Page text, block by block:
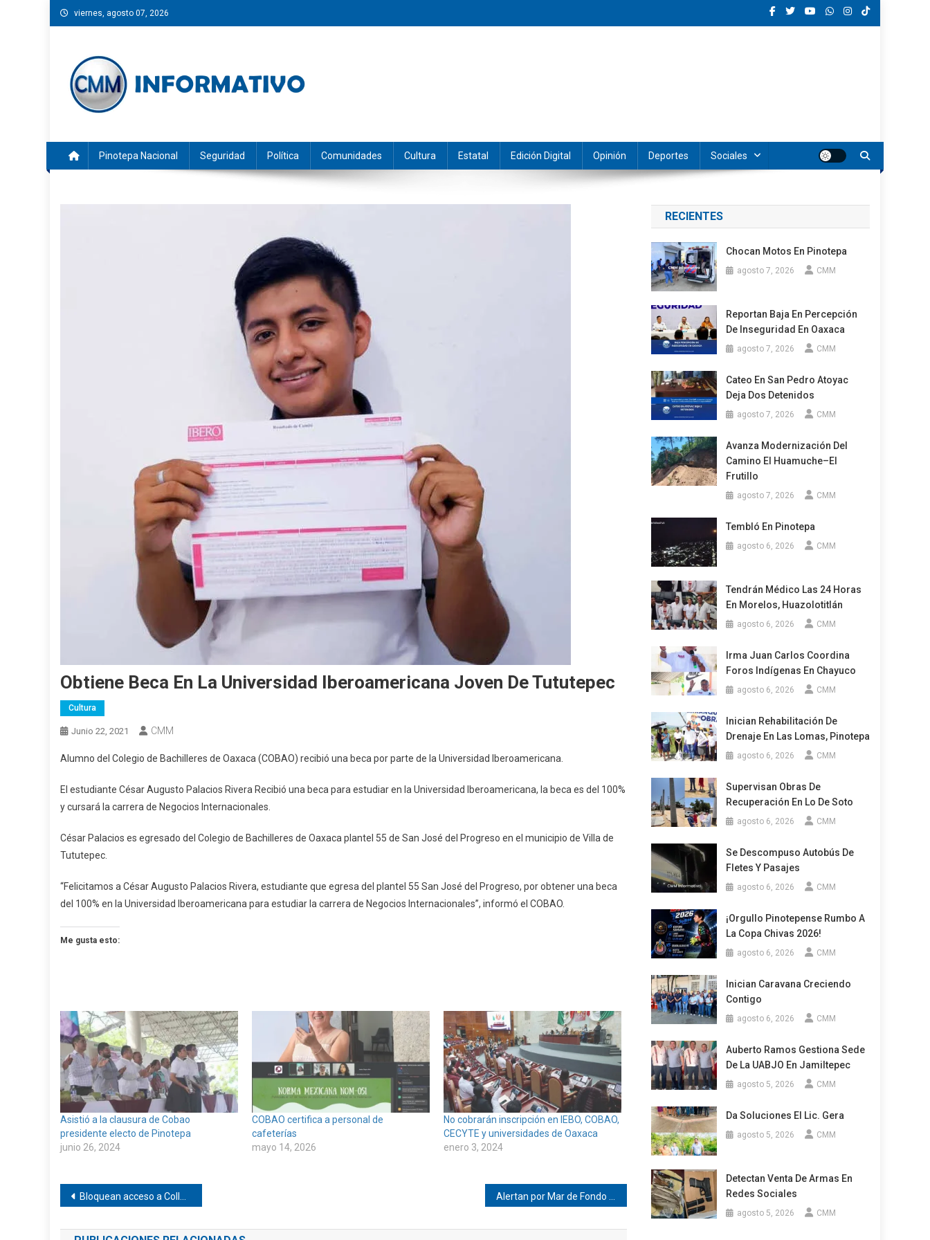
Saltar
al
viernes, agosto 07, 2026
Pinotepa Nacional Seguridad Política Comunidades Cultura Estatal Edición Digital Opinión Deportes Sociales
Obtiene Beca En La Universidad Iberoamericana Joven De Tututepec
Cultura
Junio 22, 2021 CMM
Alumno del Colegio de Bachilleres de Oaxaca (COBAO) recibió una beca por parte de la Universidad Iberoamericana.
El estudiante César Augusto Palacios Rivera Recibió una beca para estudiar en la Universidad Iberoamericana, la beca es del 100%
y cursará la carrera de Negocios Internacionales.
César Palacios es egresado del Colegio de Bachilleres de Oaxaca plantel 55 de San José del Progreso en el municipio de Villa de
Tututepec.
“Felicitamos a César Augusto Palacios Rivera, estudiante que egresa del plantel 55 San José del Progreso, por obtener una beca
del 100% en la Universidad Iberoamericana para estudiar la carrera de Negocios Internacionales”, informó el COBAO.
Me gusta esto:
Asistió a la clausura de Cobao
presidente electo de Pinotepa
junio 26, 2024
COBAO certifica a personal de
cafeterías
mayo 14, 2026
No cobrarán inscripción en IEBO, COBAO,
CECYTE y universidades de Oaxaca
enero 3, 2024
Navegación
de
Bloquean acceso a Collantes
RECIENTES
Chocan Motos En Pinotepa
agosto 7, 2026 CMM
Reportan Baja En Percepción
De Inseguridad En Oaxaca
agosto 7, 2026 CMM
Cateo En San Pedro Atoyac
Deja Dos Detenidos
agosto 7, 2026 CMM
Avanza Modernización Del
Camino El Huamuche–El
Frutillo
agosto 7, 2026 CMM
Tembló En Pinotepa
agosto 6, 2026 CMM
Tendrán Médico Las 24 Horas
En Morelos, Huazolotitlán
agosto 6, 2026 CMM
Irma Juan Carlos Coordina
Foros Indígenas En Chayuco
agosto 6, 2026 CMM
Inician Rehabilitación De
Drenaje En Las Lomas, Pinotepa
agosto 6, 2026 CMM
Supervisan Obras De
Recuperación En Lo De Soto
agosto 6, 2026 CMM
Se Descompuso Autobús De
Fletes Y Pasajes
agosto 6, 2026 CMM
¡Orgullo Pinotepense Rumbo A
La Copa Chivas 2026!
agosto 6, 2026 CMM
Inician Caravana Creciendo
Contigo
agosto 6, 2026 CMM
Auberto Ramos Gestiona Sede
De La UABJO En Jamiltepec
agosto 5, 2026 CMM
Da Soluciones El Lic. Gera
agosto 5, 2026 CMM
Detectan Venta De Armas En
Redes Sociales
agosto 5, 2026 CMM